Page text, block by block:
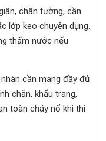
chân tường, cần
lớp keo chuyên dụng.
thấm nước nếu
cần mang đầy đủ
chắn, khẩu trang,
toàn cháy nổ khi thi